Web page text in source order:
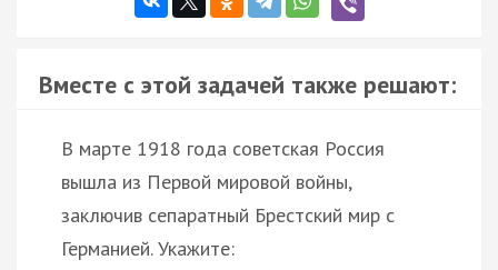
Вместе с этой задачей также решают:
В марте 1918 года советская Россия
вышла из Первой мировой войны,
заключив сепаратный Брестский мир с
Германией. Укажите: